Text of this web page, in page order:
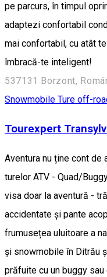
pe parcurs, în timpul
adaptezi confortabil
mai confortabil, cu atât
îmbracă-te inteligent!
537131 Borzont,
Snowmobile Ture off-
Tourexpert
Aventura nu ține cont
turelor ATV - Quad/
visa doar la aventură -
accidentate și pante
frumusețea uluitoare a
și snowmobile în Ditrău
prăfuite cu un buggy